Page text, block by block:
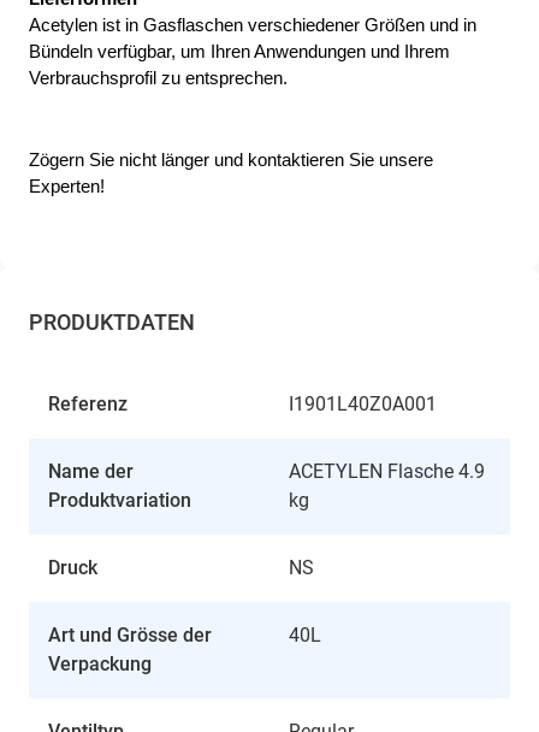
Acetylen ist in Gasflaschen verschiedener Größen und in
Bündeln verfügbar, um Ihren Anwendungen und Ihrem
Verbrauchsprofil zu entsprechen.
Zögern Sie nicht länger und kontaktieren Sie unsere
Experten!
PRODUKTDATEN
Referenz I1901L40Z0A001
Name der
Produktvariation
ACETYLEN Flasche 4.9
kg
Druck NS
Art und Grösse der
Verpackung
40L